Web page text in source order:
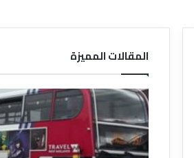
المقالات المميزة